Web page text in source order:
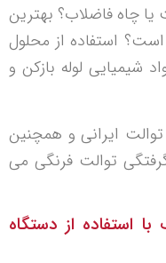
یا چاه فاضلاب؟ بهترین
است؟ استفاده از محلول
شیمیایی لوله بازکن و
ایرانی و همچنین
توالت فرنگی می
با استفاده از دستگاه